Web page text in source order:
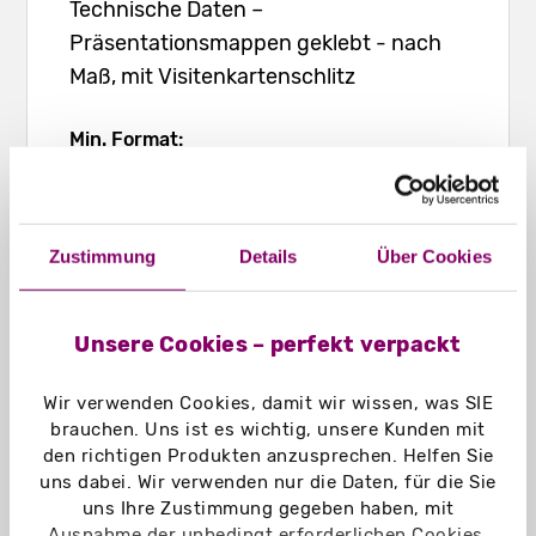
Zustimmung Details Über Cookies
Unsere Cookies – perfekt verpackt
Wir verwenden Cookies, damit wir wissen, was SIE
brauchen. Uns ist es wichtig, unsere Kunden mit
den richtigen Produkten anzusprechen. Helfen Sie
uns dabei. Wir verwenden nur die Daten, für die Sie
uns Ihre Zustimmung gegeben haben, mit
Technische Daten –
Präsentationsmappen geklebt - nach
Maß, mit Visitenkartenschlitz
Min. Format:
Max. Format:
abhängig von der Kombination der beiden
Querformat: mm
Füllformat:
ohne Füllformat (0 mm) oder
Auswahl zwischen 5 - 15 mm